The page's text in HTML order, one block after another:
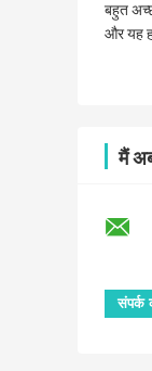
बहुत
और यह
मैं